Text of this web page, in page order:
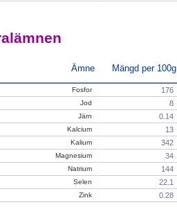
Ämne Mängd per 100g
Fosfor 176
Jod 8
Järn 0.14
Kalcium 13
Kalium 342
Magnesium 34
Natrium 144
Selen 22.1
Zink 0.28